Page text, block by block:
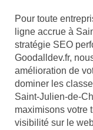
Pour toute
ligne accrue à
stratégie SEO
Goodalldev.fr,
amélioration de
dominer les
Saint-Julien-de-
maximisons votre
visibilité sur le